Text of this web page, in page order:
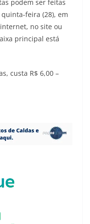
podem ser feitas
feira (28), em
no site ou
principal está
custa R$ 6,00 –